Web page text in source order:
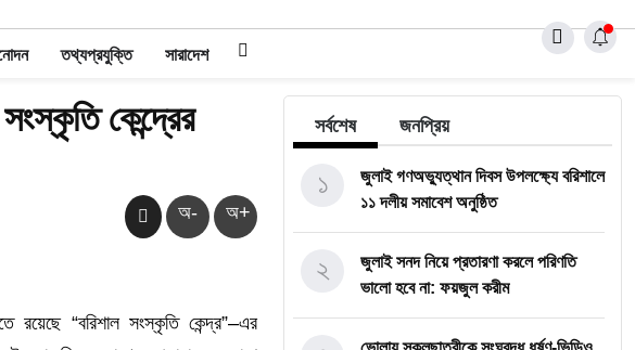
তথ্যপ্রযুক্তি সারাদেশ
কেন্দ্রের
অ- অ+
রয়েছে “বরিশাল সংস্কৃতি কেন্দ্র”–এর
সর্বশেষ জনপ্রিয়
জুলাই গণঅভ্যুত্থান দিবস উপলক্ষ্যে বরিশালে
১১ দলীয় সমাবেশ অনুষ্ঠিত
১
জুলাই সনদ নিয়ে প্রতারণা করলে পরিণতি
ভালো হবে না: ফয়জুল করীম
২